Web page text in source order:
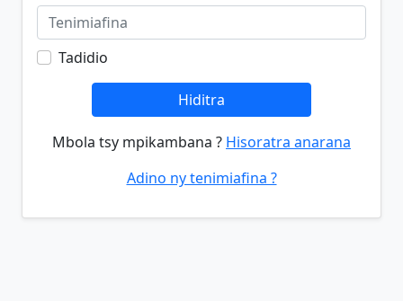
Tadidio
Hiditra
Mbola tsy mpikambana ? Hisoratra anarana
Adino ny tenimiafina ?